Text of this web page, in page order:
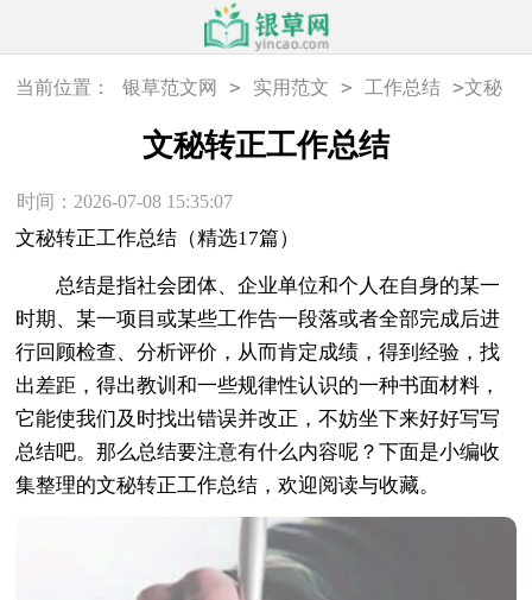
当前位置： 银草范文网 > 实用范文 > 工作总结 >文秘
文秘转正工作总结
时间：2026-07-08 15:35:07
文秘转正工作总结（精选17篇）
总结是指社会团体、企业单位和个人在自身的某一
时期、某一项目或某些工作告一段落或者全部完成后进
行回顾检查、分析评价，从而肯定成绩，得到经验，找
出差距，得出教训和一些规律性认识的一种书面材料，
它能使我们及时找出错误并改正，不妨坐下来好好写写
总结吧。那么总结要注意有什么内容呢？下面是小编收
集整理的文秘转正工作总结，欢迎阅读与收藏。